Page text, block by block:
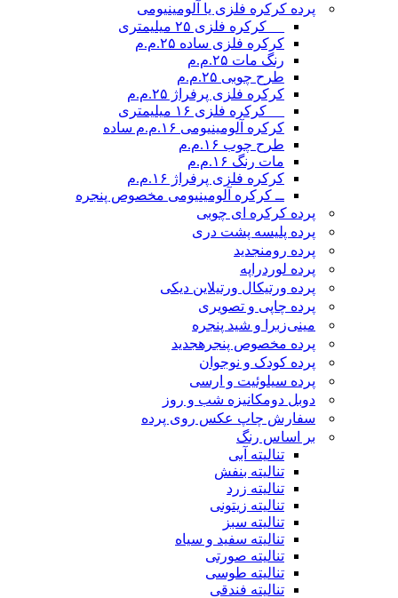
پرده کرکره فلزی یا آلومینیومی
__ کرکره فلزی ۲۵ میلیمتری
کرکره فلزی ساده ۲۵.م.م
رنگ مات ۲۵.م.م
طرح چوبی ۲۵.م.م
کرکره فلزی پرفراژ ۲۵.م.م
__ کرکره فلزی ۱۶ میلیمتری
کرکره آلومینیومی ۱۶.م.م ساده
طرح چوب ۱۶.م.م
مات رنگ ۱۶.م.م
کرکره فلزی پرفراژ ۱۶.م.م
ــ کرکره آلومینیومی مخصوص پنجره
پرده کرکره ای چوبی
پرده پلیسه پشت دری
پرده رومنجدید
پرده لوردراپه
پرده ورتیکال ورتیلاین دیکی
پرده چاپی و تصویری
مینی‌زبرا و شید پنجره
پرده مخصوص پنجرهجدید
پرده کودک و نوجوان
پرده سیلوئیت و ارسی
دوبل دومکانیزه شب و روز
سفارش چاپ عکس روی پرده
بر اساس رنگ
تنالیته آبی
تنالیته بنفش
تنالیته زرد
تنالیته زیتونی
تنالیته سبز
تنالیته سفید و سیاه
تنالیته صورتی
تنالیته طوسی
تنالیته فندقی